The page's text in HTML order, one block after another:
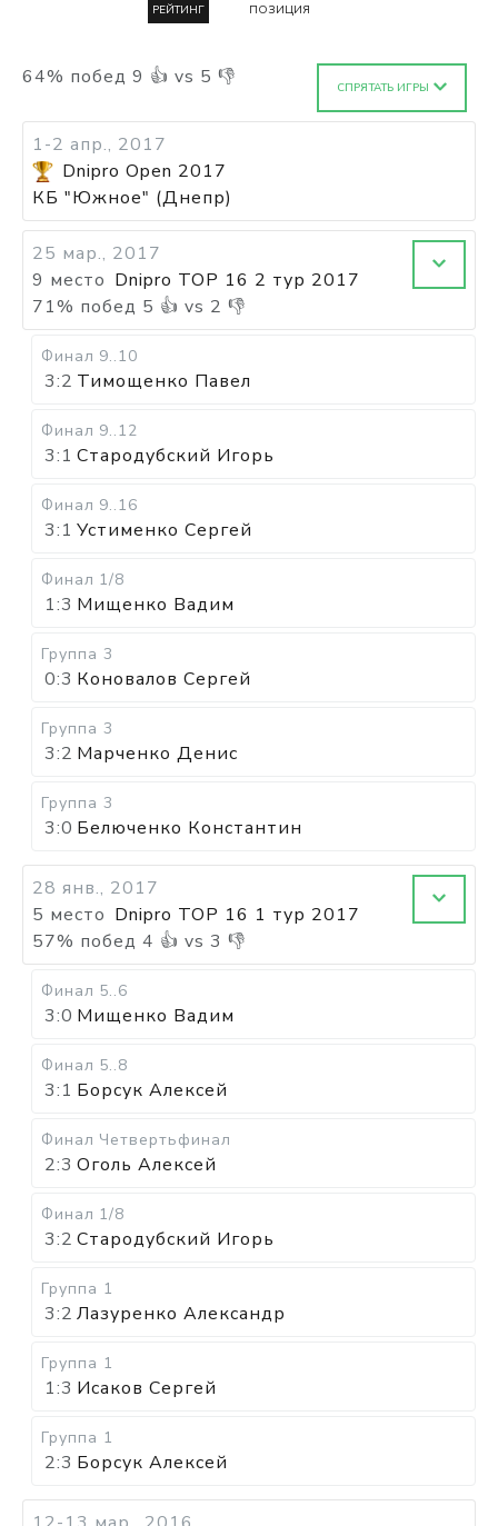
64% побед 9 👍 vs 5 👎 СПРЯТАТЬ ИГРЫ
1-2 апр., 2017
Dnipro Open 2017
КБ "Южное" (Днепр)
25 мар., 2017
9 место Dnipro TOP 16 2 тур 2017
71% побед 5 👍 vs 2 👎
Финал 9..10
3:2 Тимощенко Павел
Финал 9..12
3:1 Стародубский Игорь
Финал 9..16
3:1 Устименко Сергей
Финал 1/8
1:3 Мищенко Вадим
Группа 3
0:3 Коновалов Сергей
Группа 3
3:2 Марченко Денис
Группа 3
3:0 Белюченко Константин
28 янв., 2017
5 место Dnipro TOP 16 1 тур 2017
57% побед 4 👍 vs 3 👎
Финал 5..6
3:0 Мищенко Вадим
Финал 5..8
3:1 Борсук Алексей
Финал Четвертьфинал
2:3 Оголь Алексей
Финал 1/8
3:2 Стародубский Игорь
Группа 1
3:2 Лазуренко Александр
Группа 1
1:3 Исаков Сергей
Группа 1
2:3 Борсук Алексей
РЕЙТИНГ ПОЗИЦИЯ